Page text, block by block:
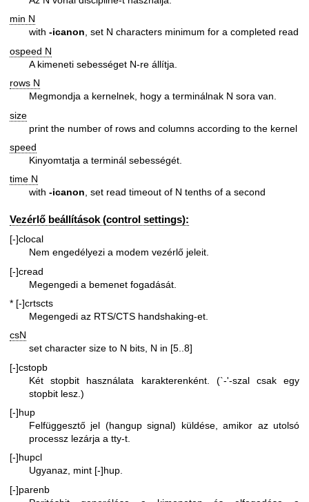
min N
with -icanon, set N characters minimum for a completed read
ospeed N
A kimeneti sebességet N-re állítja.
rows N
Megmondja a kernelnek, hogy a terminálnak N sora van.
size
print the number of rows and columns according to the kernel
speed
Kinyomtatja a terminál sebességét.
time N
with -icanon, set read timeout of N tenths of a second
Vezérlő beállítások (control settings):
[-]clocal
Nem engedélyezi a modem vezérlő jeleit.
[-]cread
Megengedi a bemenet fogadását.
* [-]crtscts
Megengedi az RTS/CTS handshaking-et.
csN
set character size to N bits, N in [5..8]
[-]cstopb
Két stopbit használata karakterenként. (`-'-szal csak egy
stopbit lesz.)
[-]hup
Felfüggesztő jel (hangup signal) küldése, amikor az utolsó
processz lezárja a tty-t.
[-]hupcl
Ugyanaz, mint [-]hup.
[-]parenb